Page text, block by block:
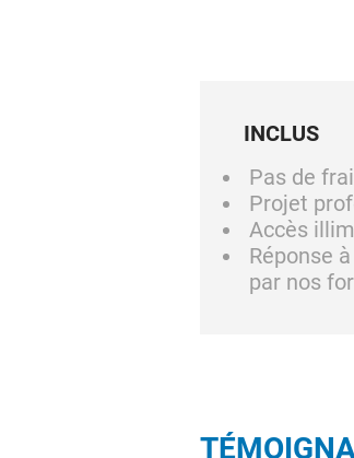
INCLUS
Pas de
Projet
Accès
Réponse
par nos